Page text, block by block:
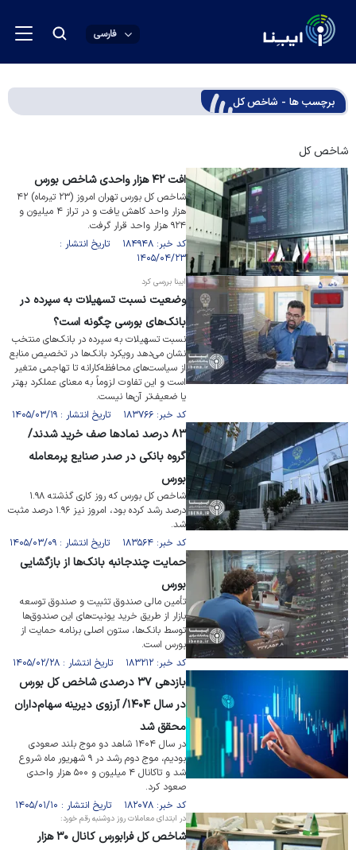
فارسی
برچسب ها - شاخص کل
شاخص کل
افت ۴۲ هزار واحدی شاخص بورس
شاخص کل بورس تهران امروز (۲۳ تیرماه) ۴۲
هزار واحد کاهش یافت و در تراز ۴ میلیون و
۹۲۴ هزار واحد قرار گرفت.
کد خبر: ۱۸۴۹۴۸ تاریخ انتشار :
۱۴۰۵/۰۴/۲۳
ایبنا بررسی کرد
وضعیت نسبت تسهیلات به سپرده در
بانک‌های بورسی چگونه است؟
نسبت تسهیلات به سپرده در بانک‌های منتخب
نشان می‌دهد رویکرد بانک‌ها در تخصیص منابع
از سیاست‌های محافظه‌کارانه تا تهاجمی متغیر
است و این تفاوت لزوماً به معنای عملکرد بهتر
یا ضعیف‌تر آن‌ها نیست.
کد خبر: ۱۸۳۷۶۶ تاریخ انتشار : ۱۴۰۵/۰۳/۱۹
۸۳ درصد نماد‌ها صف خرید شدند/
گروه بانکی در صدر صنایع پرمعامله
بورس
شاخص کل بورس که روز کاری گذشته ۱.۹۸
درصد رشد کرده بود، امروز نیز ۱.۹۶ درصد مثبت
شد.
کد خبر: ۱۸۳۵۶۴ تاریخ انتشار : ۱۴۰۵/۰۳/۰۹
حمایت چندجانبه بانک‌ها از بازگشایی
بورس
تأمین مالی صندوق تثبیت و صندوق توسعه
بازار از طریق خرید یونیت‌های این صندوق‌ها
توسط بانک‌ها، ستون اصلی برنامه حمایت از
بورس است.
کد خبر: ۱۸۳۲۱۲ تاریخ انتشار : ۱۴۰۵/۰۲/۲۸
بازدهی ۳۷ درصدی شاخص کل بورس
در سال ۱۴۰۴/ آرزوی دیرینه سهام‌داران
محقق شد
در سال ۱۴۰۴ شاهد دو موج بلند صعودی
بودیم، موج دوم رشد در ۹ شهریور ماه شروع
شد و تاکانال ۴ میلیون و ۵۰۰ هزار واحدی
صعود کرد.
کد خبر: ۱۸۲۰۷۸ تاریخ انتشار : ۱۴۰۵/۰۱/۱۰
در ابتدای معاملات روز دوشنبه رقم خورد:
شاخص کل فرابورس کانال ۳۰ هزار